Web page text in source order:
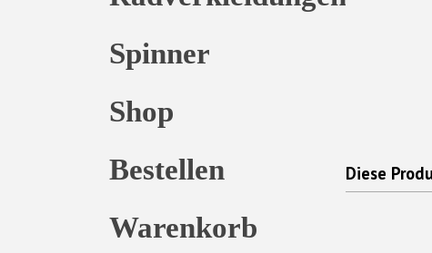
Spinner
Shop
Bestellen
Warenkorb
Diese